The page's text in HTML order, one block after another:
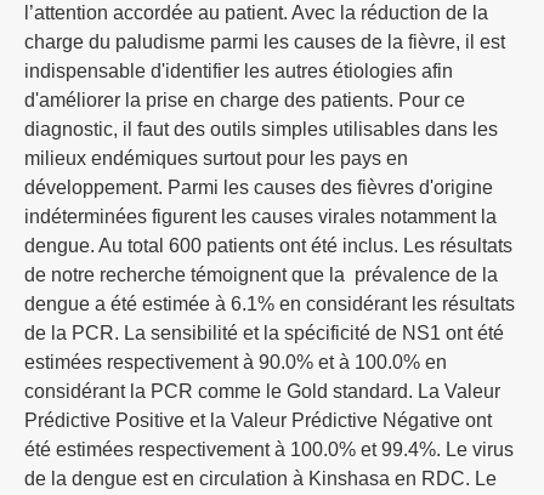
l’attention accordée au patient. Avec la réduction de la
charge du paludisme parmi les causes de la fièvre, il est
indispensable d'identifier les autres étiologies afin
d'améliorer la prise en charge des patients. Pour ce
diagnostic, il faut des outils simples utilisables dans les
milieux endémiques surtout pour les pays en
développement. Parmi les causes des fièvres d'origine
indéterminées figurent les causes virales notamment la
dengue. Au total 600 patients ont été inclus. Les résultats
de notre recherche témoignent que la prévalence de la
dengue a été estimée à 6.1% en considérant les résultats
de la PCR. La sensibilité et la spécificité de NS1 ont été
estimées respectivement à 90.0% et à 100.0% en
considérant la PCR comme le Gold standard. La Valeur
Prédictive Positive et la Valeur Prédictive Négative ont
été estimées respectivement à 100.0% et 99.4%. Le virus
de la dengue est en circulation à Kinshasa en RDC. Le